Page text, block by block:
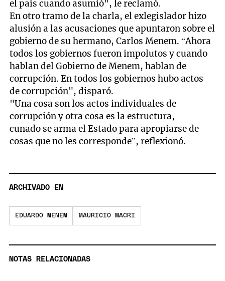
el país cuando asumió", le reclamó.
En otro tramo de la charla, el exlegislador hizo
alusión a las acusaciones que apuntaron sobre el
gobierno de su hermano, Carlos Menem. “Ahora
todos los gobiernos fueron impolutos y cuando
hablan del Gobierno de Menem, hablan de
corrupción. En todos los gobiernos hubo actos
de corrupción", disparó.
"Una cosa son los actos individuales de
corrupción y otra cosa es la estructura,
cunado se arma el Estado para apropiarse de
cosas que no les corresponde”, reflexionó.
ARCHIVADO EN
EDUARDO MENEM MAURICIO MACRI
NOTAS RELACIONADAS